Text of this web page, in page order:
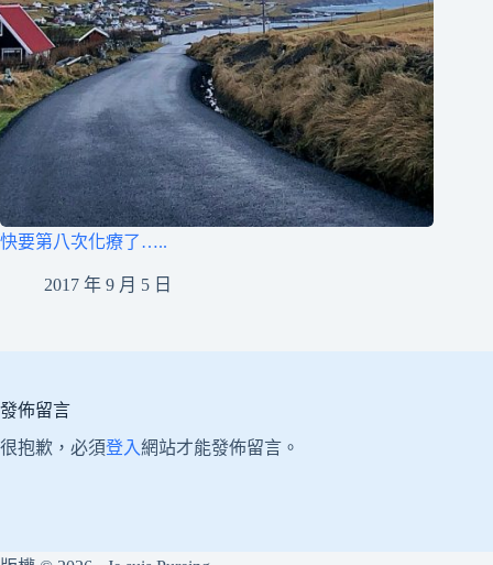
快要第八次化療了…..
2017 年 9 月 5 日
發佈留言
很抱歉，必須登入網站才能發佈留言。